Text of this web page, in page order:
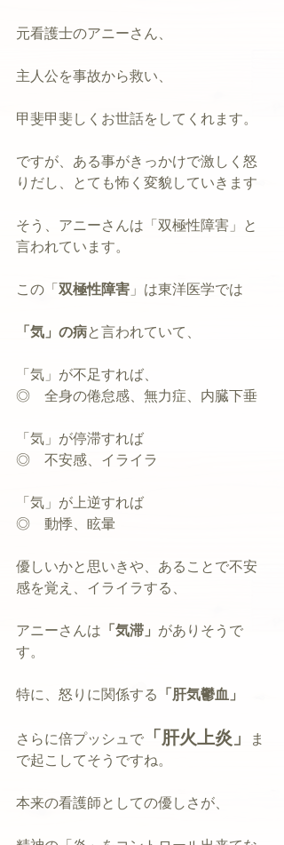
元看護士のアニーさん、
主人公を事故から救い、
甲斐甲斐しくお世話をしてくれます。
ですが、ある事がきっかけで激しく怒
りだし、とても怖く変貌していきます
そう、アニーさんは「双極性障害」と
言われています。
この「 双極性障害 」は東洋医学では
「気」の病と言われていて、
「気」が不足すれば、
◎　全身の倦怠感、無力症、内臓下垂
「気」が停滞すれば
◎　不安感、イライラ
「気」が上逆すれば
◎　動悸、眩暈
優しいかと思いきや、あることで不安
感を覚え、イライラする、
アニーさんは 「気滞」 がありそうで
す。
特に、怒りに関係する 「肝気鬱血」
さらに倍プッシュで 「肝火上炎」
ま
で起こしてそうですね。
本来の看護師としての優しさが、